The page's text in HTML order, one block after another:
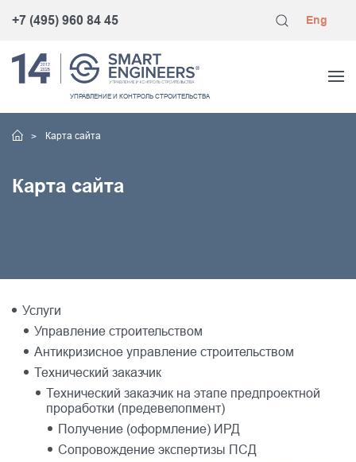
+7 (495) 960 84 45 Eng
УПРАВЛЕНИЕ И КОНТРОЛЬ СТРОИТЕЛЬСТВА
Карта сайта
Карта сайта
Услуги
Управление строительством
Антикризисное управление строительством
Технический заказчик
Технический заказчик на этапе предпроектной
проработки (предевелопмент)
Получение (оформление) ИРД
Сопровождение экспертизы ПСД